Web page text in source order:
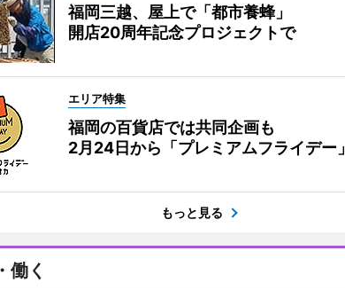
福岡三越、屋上で「都市養蜂」
開店20周年記念プロジェクトで
エリア特集
福岡の百貨店では共同企画も
2月24日から「プレミアムフライデー」
もっと見る
働く